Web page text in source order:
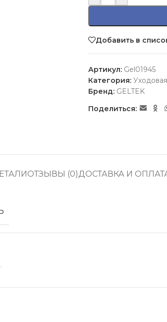
Добавить в
Артикул: Gel01945
Категория:
Бренд: GELTEK
Поделиться:
ОТЗЫВЫ (0)ДОСТАВКА И